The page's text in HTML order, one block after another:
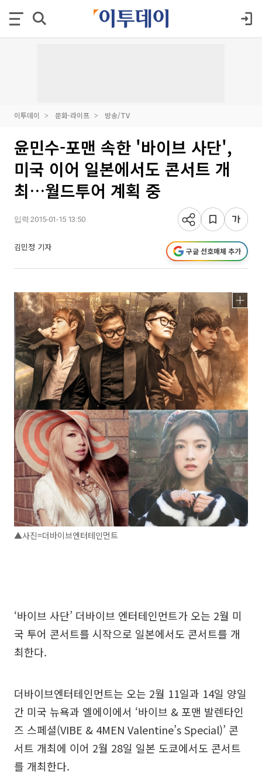
이투데이 문화·라이프 방송/TV
윤민수-포맨 속한 '바이브 사단',
미국 이어 일본에서도 콘서트 개
최…월드투어 계획 중
입력 2015-01-15 13:50
김민정 기자 구글 선호매체 추가
▲사진=더바이브엔터테인먼트
‘바이브 사단’ 더바이브 엔터테인먼트가 오는 2월 미
국 투어 콘서트를 시작으로 일본에서도 콘서트를 개
최한다.
더바이브엔터테인먼트는 오는 2월 11일과 14일 양일
간 미국 뉴욕과 엘에이에서 ‘바이브 & 포맨 발렌타인
즈 스페셜(VIBE & 4MEN Valentine’s Special)’ 콘
서트 개최에 이어 2월 28일 일본 도쿄에서도 콘서트
를 개최한다.